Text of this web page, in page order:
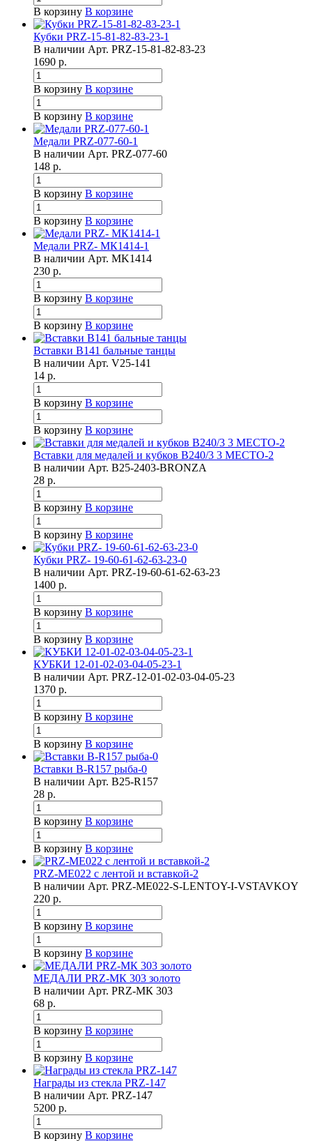
В корзину В корзине
Кубки PRZ-15-81-82-83-23-1
В наличии Арт. PRZ-15-81-82-83-23
1690 р.
В корзину В корзине
В корзину В корзине
Медали PRZ-077-60-1
В наличии Арт. PRZ-077-60
148 р.
В корзину В корзине
В корзину В корзине
Медали PRZ- МК1414-1
В наличии Арт. MK1414
230 р.
В корзину В корзине
В корзину В корзине
Вставки B141 бальные танцы
В наличии Арт. V25-141
14 р.
В корзину В корзине
В корзину В корзине
Вставки для медалей и кубков B240/3 3 МЕСТО-2
В наличии Арт. B25-2403-BRONZA
28 р.
В корзину В корзине
В корзину В корзине
Кубки PRZ- 19-60-61-62-63-23-0
В наличии Арт. PRZ-19-60-61-62-63-23
1400 р.
В корзину В корзине
В корзину В корзине
КУБКИ 12-01-02-03-04-05-23-1
В наличии Арт. PRZ-12-01-02-03-04-05-23
1370 р.
В корзину В корзине
В корзину В корзине
Вставки B-R157 рыба-0
В наличии Арт. B25-R157
28 р.
В корзину В корзине
В корзину В корзине
PRZ-ME022 с лентой и вставкой-2
В наличии Арт. PRZ-ME022-S-LENTOY-I-VSTAVKOY
220 р.
В корзину В корзине
В корзину В корзине
МЕДАЛИ PRZ-МК 303 золото
В наличии Арт. PRZ-МК 303
68 р.
В корзину В корзине
В корзину В корзине
Награды из стекла PRZ-147
В наличии Арт. PRZ-147
5200 р.
В корзину В корзине